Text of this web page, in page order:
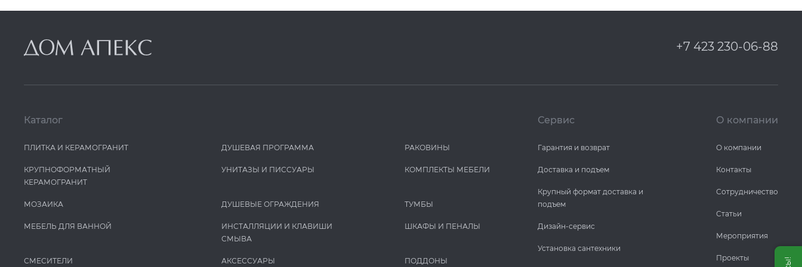
+7 423 230-06-88
Каталог
ПЛИТКА И КЕРАМОГРАНИТ
КРУПНОФОРМАТНЫЙ
КЕРАМОГРАНИТ
МОЗАИКА
МЕБЕЛЬ ДЛЯ ВАННОЙ
СМЕСИТЕЛИ
ДУШЕВАЯ ПРОГРАММА
УНИТАЗЫ И ПИCCУАРЫ
ДУШЕВЫЕ ОГРАЖДЕНИЯ
ИНСТАЛЛЯЦИИ И КЛАВИШИ
СМЫВА
АКСЕССУАРЫ
РАКОВИНЫ
КОМПЛЕКТЫ МЕБЕЛИ
ТУМБЫ
ШКАФЫ И ПЕНАЛЫ
ПОДДОНЫ
Сервис
Гарантия и возврат
Доставка и подъем
Крупный формат доставка и
подъем
Дизайн-сервис
Установка сантехники
О компании
О компании
Контакты
Сотрудничество
Статьи
Мероприятия
Проекты